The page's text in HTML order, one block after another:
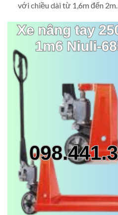
với chiều dài từ 1,6m đến 2m.